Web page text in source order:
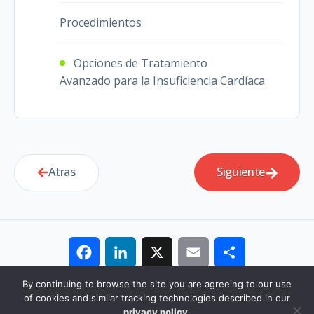
Procedimientos
Opciones de Tratamiento
Avanzado para la Insuficiencia Cardíaca
Atras Siguiente
FacebookLinkedIn
X Email
© 2026 PCNA. All rights reserved.
Política de Privacidad
By continuing to browse the site you are agreeing to our use
of cookies and similar tracking technologies described in our